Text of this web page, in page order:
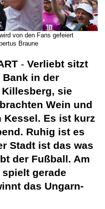
von den Fans gefeiert
Braune
- Verliebt sitzt
Bank in der
sie
Wein und
Kessel. Es ist kurz
Ruhig ist es
Stadt ist das was
der Fußball. Am
gerade
das Ungarn-